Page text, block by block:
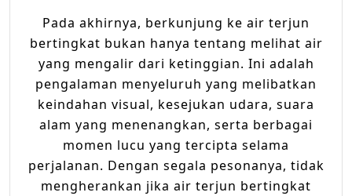
Pada akhirnya, berkunjung ke air terjun
bertingkat bukan hanya tentang melihat air
yang mengalir dari ketinggian. Ini adalah
pengalaman menyeluruh yang melibatkan
keindahan visual, kesejukan udara, suara
alam yang menenangkan, serta berbagai
momen lucu yang tercipta selama
perjalanan. Dengan segala pesonanya, tidak
mengherankan jika air terjun bertingkat